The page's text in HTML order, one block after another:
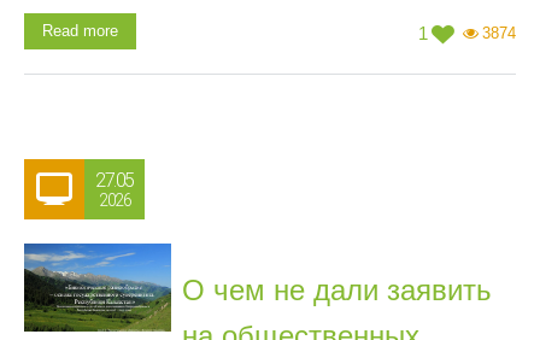
1 3874
Read more
27.05
2026
О чем не дали заявить